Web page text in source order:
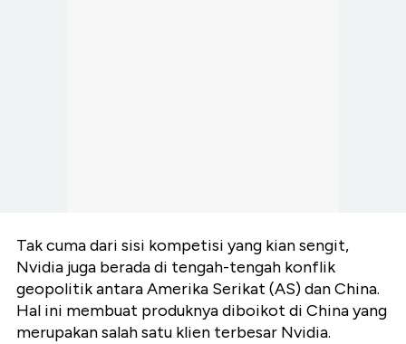
Tak cuma dari sisi kompetisi yang kian sengit,
Nvidia juga berada di tengah-tengah konflik
geopolitik antara Amerika Serikat (AS) dan China.
Hal ini membuat produknya diboikot di China yang
merupakan salah satu klien terbesar Nvidia.